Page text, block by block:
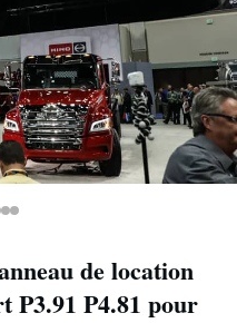
de location
P3.91 P4.81 pour